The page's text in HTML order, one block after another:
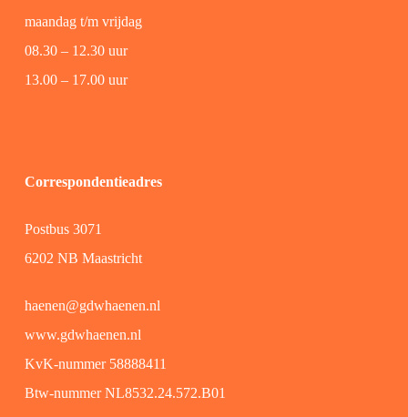
maandag t/m vrijdag
08.30 – 12.30 uur
13.00 – 17.00 uur
Correspondentieadres
Postbus 3071
6202 NB Maastricht
haenen@gdwhaenen.nl
www.gdwhaenen.nl
KvK-nummer 58888411
Btw-nummer NL8532.24.572.B01